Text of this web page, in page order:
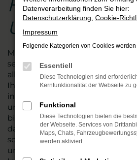
Halle (Saale)
Umgebung
Mobilität in der Region Halle
sein. Mit einem Fahrzeug von
alles richtig und setzen auf
Ihr Autohaus Rudolph existiert
in der Region verwurzelt. An
unweit von Halle (Saale) sind wir
bieten ein breites Spektrum an
dabei nicht nur um den reinen
sondern auch um kompetente
unseren Service, der Sie in den
Datenverarbeitung finden Sie hier:
Datenschutzerklärung Cookie-
Impressum
Folgende Kategorien von Cookies
Essentiell
Diese Technologien sind
Kernfunktionalität der Webseite zu
Funktional
Diese Technologien bieten die
der Webseite. Services von
Maps, Chats,
werden aktiviert.